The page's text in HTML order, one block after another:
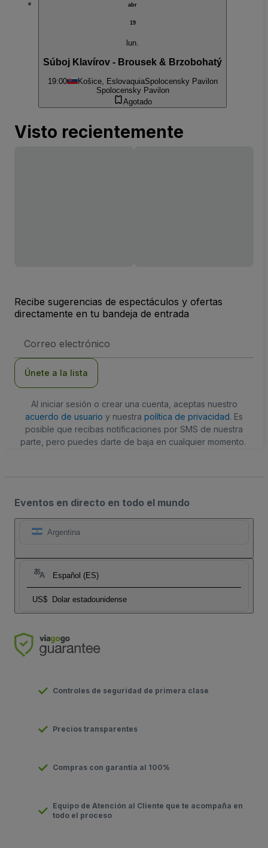
abr
19
lun.
Súboj Klavírov - Brousek & Brzobohatý
19:00 Košice, EslovaquiaSpolocensky Pavilon
Spolocensky Pavilon
Agotado
Visto recientemente
Recibe sugerencias de espectáculos y ofertas
directamente en tu bandeja de entrada
de
Únete a la lista
Al iniciar sesión o crear una cuenta, aceptas nuestro
acuerdo de usuario y nuestra política de privacidad. Es
posible que recibas notificaciones por SMS de nuestra
parte, pero puedes darte de baja en cualquier momento.
Eventos en directo en todo el mundo
Argentina
Español (ES)
US$ Dolar estadounidense
Controles de seguridad de primera clase
Precios transparentes
Compras con garantía al 100%
Equipo de Atención al Cliente que te acompaña en
todo el proceso